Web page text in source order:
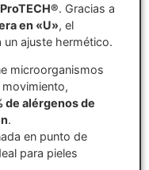
. Gracias a
en «U», el
ajuste hermético.
microorganismos
de alérgenos de
.
en punto de
para pieles